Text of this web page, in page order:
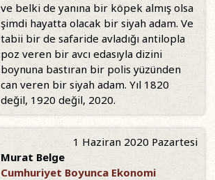
ve belki de yanına bir köpek almış olsa
şimdi hayatta olacak bir siyah adam. Ve
tabii bir de safaride avladığı antilopla
poz veren bir avcı edasıyla dizini
boynuna bastıran bir polis yüzünden
can veren bir siyah adam. Yıl 1820
değil, 1920 değil, 2020.
1 Haziran 2020 Pazartesi
Murat Belge
Cumhuriyet Boyunca Ekonomi